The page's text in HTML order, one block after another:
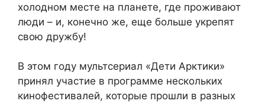
холодном месте на планете, где проживают
люди – и, конечно же, еще больше укрепят
свою дружбу!
В этом году мультсериал «Дети Арктики»
принял участие в программе нескольких
кинофестивалей, которые прошли в разных